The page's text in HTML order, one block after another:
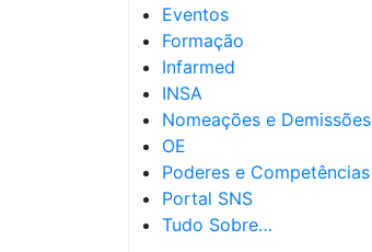
Eventos
Formação
Infarmed
INSA
Nomeações e Demissões
OE
Poderes e Competências
Portal SNS
Tudo Sobre…